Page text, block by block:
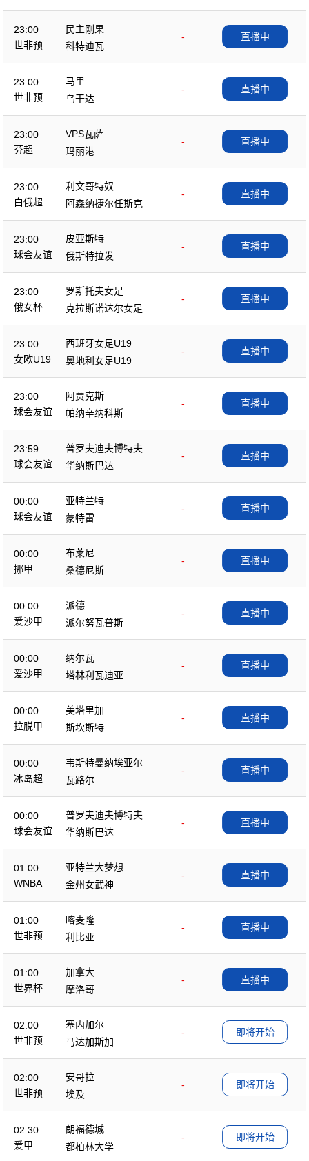
23:00
世非预
民主刚果
-
科特迪瓦
直播中
23:00
世非预
马里
-
乌干达
直播中
23:00
芬超
VPS瓦萨
-
玛丽港
直播中
23:00
白俄超
利文哥特奴
-
阿森纳捷尔任斯克
直播中
23:00
球会友谊
皮亚斯特
-
俄斯特拉发
直播中
23:00
俄女杯
罗斯托夫女足
-
克拉斯诺达尔女足
直播中
23:00
女欧U19
西班牙女足U19
-
奥地利女足U19
直播中
23:00
球会友谊
阿贾克斯
-
帕纳辛纳科斯
直播中
23:59
球会友谊
普罗夫迪夫博特夫
-
华纳斯巴达
直播中
00:00
球会友谊
亚特兰特
-
蒙特雷
直播中
00:00
挪甲
布莱尼
-
桑德尼斯
直播中
00:00
爱沙甲
派德
-
派尔努瓦普斯
直播中
00:00
爱沙甲
纳尔瓦
-
塔林利瓦迪亚
直播中
00:00
拉脱甲
美塔里加
-
斯坎斯特
直播中
00:00
冰岛超
韦斯特曼纳埃亚尔
-
瓦路尔
直播中
00:00
球会友谊
普罗夫迪夫博特夫
-
华纳斯巴达
直播中
01:00
WNBA
亚特兰大梦想
-
金州女武神
直播中
01:00
世非预
喀麦隆
-
利比亚
直播中
01:00
世界杯
加拿大
-
摩洛哥
直播中
02:00
世非预
塞内加尔
-
马达加斯加
即将开始
02:00
世非预
安哥拉
-
埃及
即将开始
02:30
爱甲
朗福德城
-
都柏林大学
即将开始